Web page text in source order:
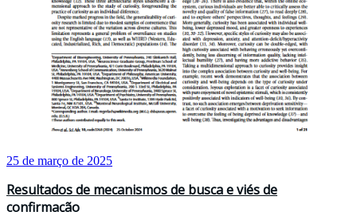
25 de março de 2025
Resultados de mecanismos de busca e viés de
confirmação